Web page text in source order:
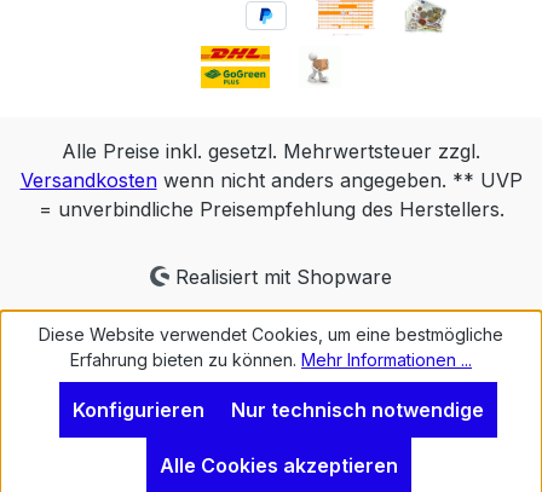
Alle Preise inkl. gesetzl. Mehrwertsteuer zzgl.
Versandkostenwenn nicht anders angegeben. ** UVP
= unverbindliche Preisempfehlung des Herstellers.
Realisiert mit Shopware
Diese Website verwendet Cookies, um eine bestmögliche
Erfahrung bieten zu können. Mehr Informationen ...
Nur technisch notwendige
Konfigurieren
Alle Cookies akzeptieren